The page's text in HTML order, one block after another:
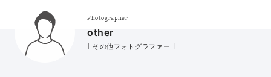
Photographer
other
［ その他フォトグラファー ］